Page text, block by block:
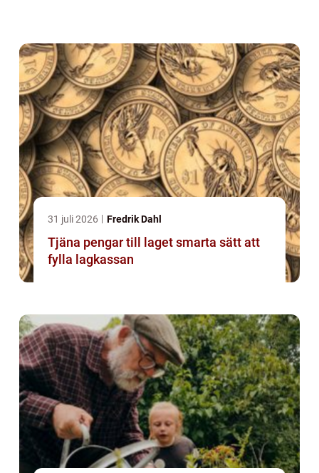
31 juli 2026 Fredrik Dahl
Tjäna pengar till laget smarta sätt att
fylla lagkassan